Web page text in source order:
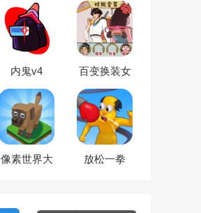
内鬼v4
百变换装女
像素世界大
放松一拳